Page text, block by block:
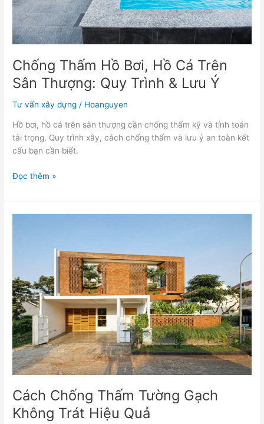
Chống Thấm Hồ Bơi, Hồ Cá Trên
Sân Thượng: Quy Trình & Lưu Ý
Tư vấn xây dựng / Hoanguyen
Hồ bơi, hồ cá trên sân thượng cần chống thấm kỹ và tính toán
tải trọng. Quy trình xây, cách chống thấm và lưu ý an toàn kết
cấu bạn cần biết.
Quy
Trình
&
Lưu
Ý
Đọc thêm »
Cách Chống Thấm Tường Gạch
Không Trát Hiệu Quả
Không
Trát
Hiệu
Quả